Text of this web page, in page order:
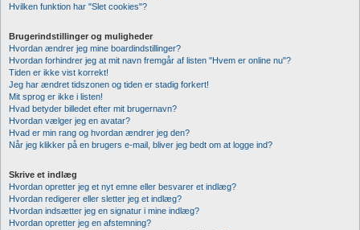
Hvilken funktion har "Slet cookies"?
Brugerindstillinger og muligheder
Hvordan ændrer jeg mine boardindstillinger?
Hvordan forhindrer jeg at mit navn fremgår af listen "Hvem er online nu"?
Tiden er ikke vist korrekt!
Jeg har ændret tidszonen og tiden er stadig forkert!
Mit sprog er ikke i listen!
Hvad betyder billedet efter mit brugernavn?
Hvordan vælger jeg en avatar?
Hvad er min rang og hvordan ændrer jeg den?
Når jeg klikker på en brugers e-mail, bliver jeg bedt om at logge ind?
Skrive et indlæg
Hvordan opretter jeg et nyt emne eller besvarer et indlæg?
Hvordan redigerer eller sletter jeg et indlæg?
Hvordan indsætter jeg en signatur i mine indlæg?
Hvordan opretter jeg en afstemning?